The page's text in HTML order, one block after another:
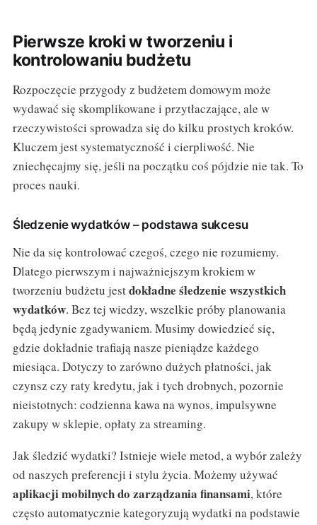
Pierwsze kroki w tworzeniu i
kontrolowaniu budżetu
Rozpoczęcie przygody z budżetem domowym może
wydawać się skomplikowane i przytłaczające, ale w
rzeczywistości sprowadza się do kilku prostych kroków.
Kluczem jest systematyczność i cierpliwość. Nie
zniechęcajmy się, jeśli na początku coś pójdzie nie tak. To
proces nauki.
Śledzenie wydatków – podstawa sukcesu
Nie da się kontrolować czegoś, czego nie rozumiemy.
Dlatego pierwszym i najważniejszym krokiem w
tworzeniu budżetu jestdokładne śledzenie wszystkich
wydatków. Bez tej wiedzy, wszelkie próby planowania
będą jedynie zgadywaniem. Musimy dowiedzieć się,
gdzie dokładnie trafiają nasze pieniądze każdego
miesiąca. Dotyczy to zarówno dużych płatności, jak
czynsz czy raty kredytu, jak i tych drobnych, pozornie
nieistotnych: codzienna kawa na wynos, impulsywne
zakupy w sklepie, opłaty za streaming.
Jak śledzić wydatki? Istnieje wiele metod, a wybór zależy
od naszych preferencji i stylu życia. Możemy używać
aplikacji mobilnych do zarządzania finansami, które
często automatycznie kategoryzują wydatki na podstawie